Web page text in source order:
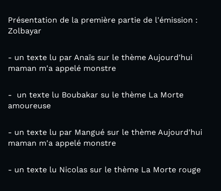
Présentation de la première partie de l'émission :
Zolbayar
- un texte lu par Anaïs sur le thème Aujourd'hui
maman m'a appelé monstre
- un texte lu Boubakar su le thème La Morte
amoureuse
- un texte lu par Mangué sur le thème Aujourd'hui
maman m'a appelé monstre
- un texte lu Nicolas sur le thème La Morte rouge